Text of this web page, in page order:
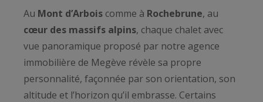
Au Mont d’Arbois comme à Rochebrune, au
cœur des massifs alpins, chaque chalet avec
vue panoramique proposé par notre agence
immobilière de Megève révèle sa propre
personnalité, façonnée par son orientation, son
altitude et l’horizon qu’il embrasse. Certains